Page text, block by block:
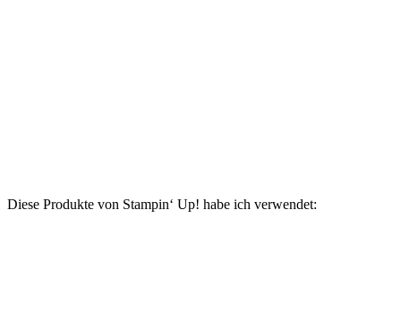
Diese Produkte von Stampin‘ Up! habe ich verwendet: